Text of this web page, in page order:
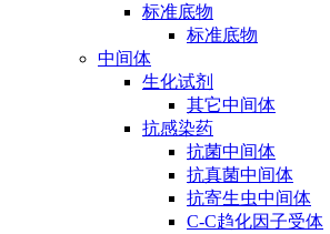
标准底物
标准底物
中间体
生化试剂
其它中间体
抗感染药
抗菌中间体
抗真菌中间体
抗寄生虫中间体
C-C趋化因子受体